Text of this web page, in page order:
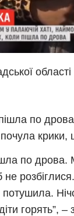
по
крики,
по дрова.
не
горять”, –